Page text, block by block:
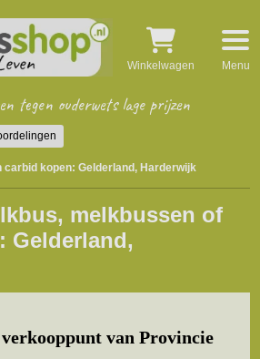
tegen ouderwets lage prijzen
Winkelwagen Menu
carbid kopen: Gelderland, Harderwijk
melkbussen of
Gelderland,
van Provincie